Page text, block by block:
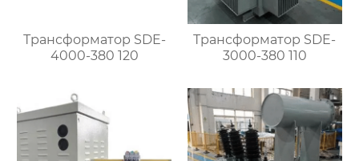
Трансформатор SDE-
4000-380 120
Трансформатор SDE-
3000-380 110